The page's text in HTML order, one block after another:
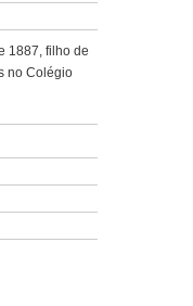
1887, filho de
no Colégio